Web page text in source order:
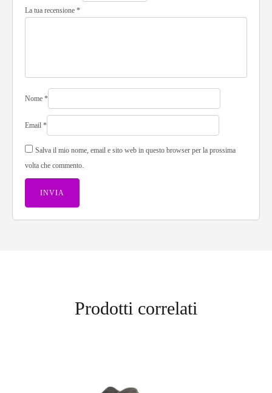
La tua recensione *
Nome *
Email *
Salva il mio nome, email e sito web in questo browser per la prossima
volta che commento.
Prodotti correlati